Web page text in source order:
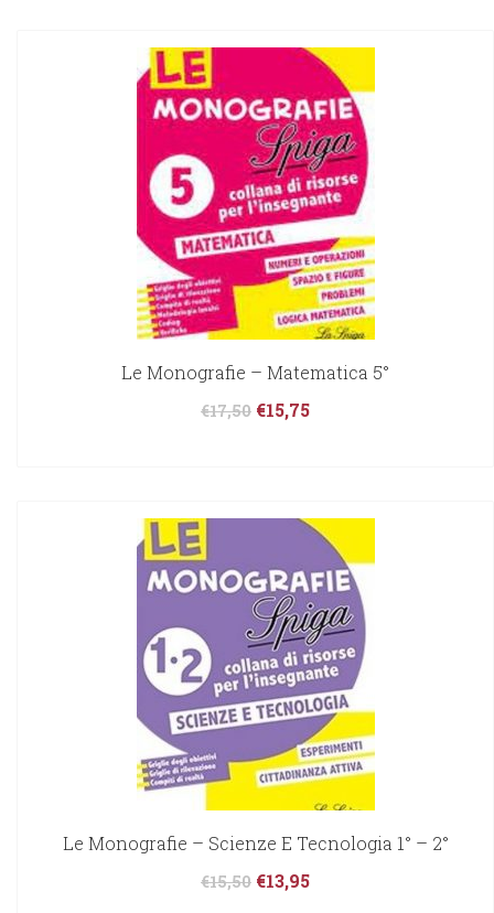
Le Monografie – Matematica 5°
€17,50 €15,75
Le Monografie – Scienze E Tecnologia 1° – 2°
€15,50 €13,95